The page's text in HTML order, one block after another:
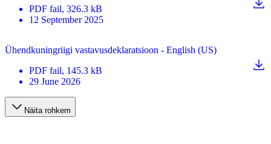
PDF fail, 326.3 kB
12 September 2025
Ühendkuningriigi vastavusdeklaratsioon - English (US)
PDF fail, 145.3 kB
29 June 2026
Näita rohkem